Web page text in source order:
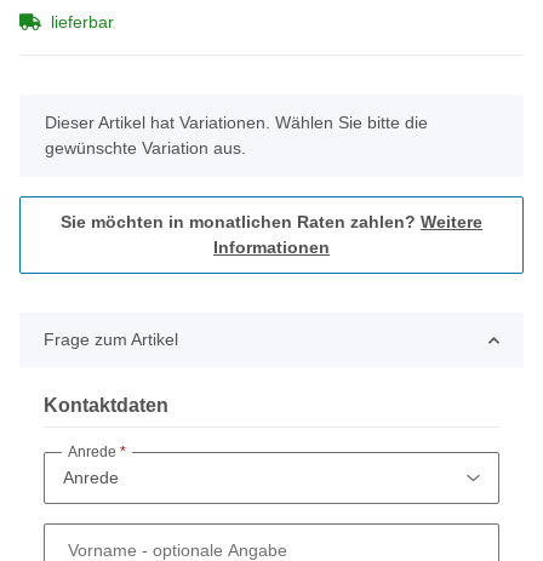
lieferbar
x
Dieser Artikel hat Variationen. Wählen Sie bitte die
gewünschte Variation aus.
Sie möchten in monatlichen Raten zahlen? Weitere
Informationen
Frage zum Artikel
Kontaktdaten
Anrede
Vorname - optionale Angabe